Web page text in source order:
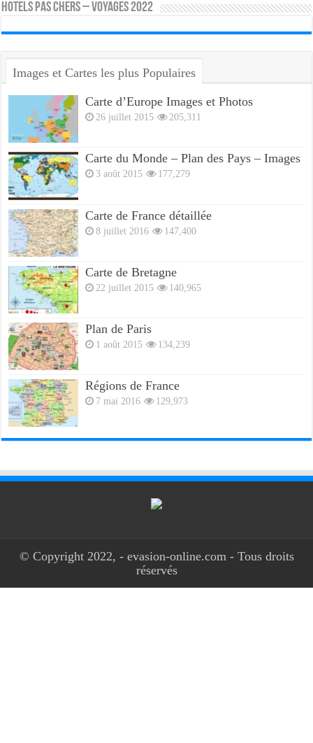
HOTELS PAS CHERS – VOYAGES 2022
Images et Cartes les plus Populaires
Carte d’Europe Images et Photos
26 juillet 2015 205,311
Carte du Monde – Plan des Pays – Images
3 août 2015 177,279
Carte de France détaillée
8 juillet 2016 147,400
Carte de Bretagne
22 juillet 2015 140,965
Plan de Paris
1 août 2015 134,239
Régions de France
7 mai 2016 129,973
© Copyright 2022, - evasion-online.com - Tous droits
réservés